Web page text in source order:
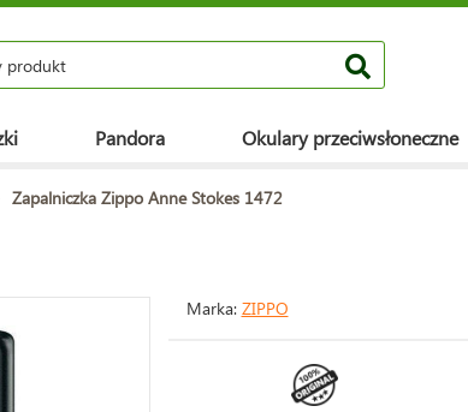
Pandora Okulary przeciwsłoneczne
Zapalniczka Zippo Anne Stokes 1472
Marka: ZIPPO